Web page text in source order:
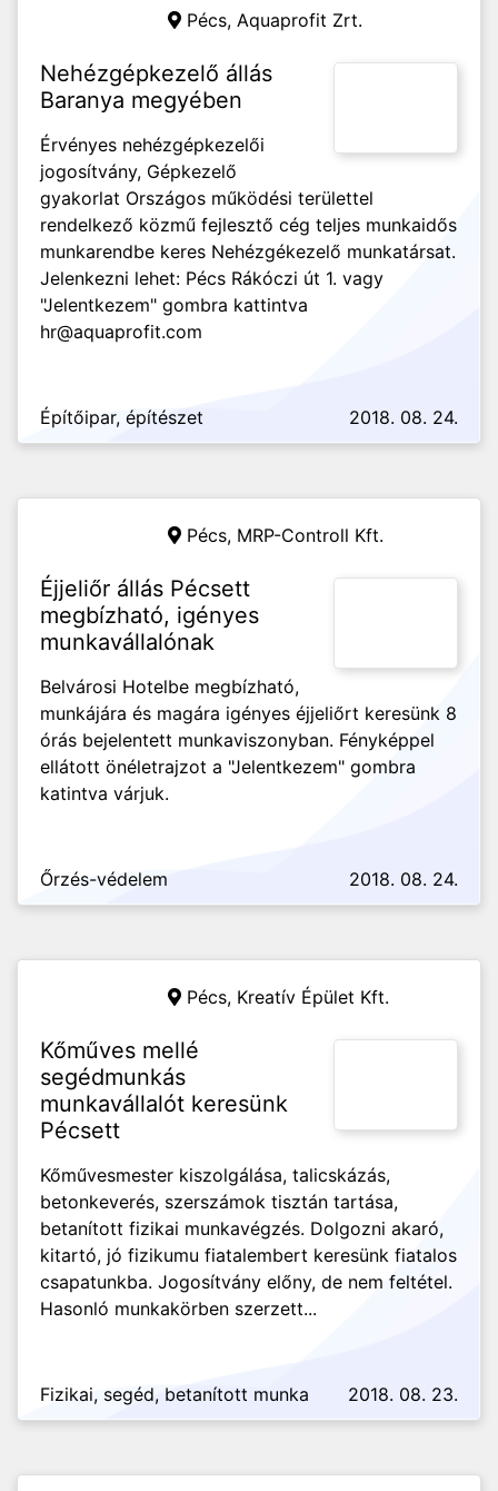
Pécs, Aquaprofit Zrt.
Nehézgépkezelő állás
Baranya megyében
Érvényes nehézgépkezelői
jogosítvány, Gépkezelő
gyakorlat Országos működési területtel
rendelkező közmű fejlesztő cég teljes munkaidős
munkarendbe keres Nehézgékezelő munkatársat.
Jelenkezni lehet: Pécs Rákóczi út 1. vagy
"Jelentkezem" gombra kattintva
hr@aquaprofit.com
Építőipar, építészet 2018. 08. 24.
Pécs, MRP-Controll Kft.
Éjjeliőr állás Pécsett
megbízható, igényes
munkavállalónak
Belvárosi Hotelbe megbízható,
munkájára és magára igényes éjjeliőrt keresünk 8
órás bejelentett munkaviszonyban. Fényképpel
ellátott önéletrajzot a "Jelentkezem" gombra
katintva várjuk.
Őrzés-védelem 2018. 08. 24.
Pécs, Kreatív Épület Kft.
Kőműves mellé
segédmunkás
munkavállalót keresünk
Pécsett
Kőművesmester kiszolgálása, talicskázás,
betonkeverés, szerszámok tisztán tartása,
betanított fizikai munkavégzés. Dolgozni akaró,
kitartó, jó fizikumu fiatalembert keresünk fiatalos
csapatunkba. Jogosítvány előny, de nem feltétel.
Hasonló munkakörben szerzett...
Fizikai, segéd, betanított munka 2018. 08. 23.